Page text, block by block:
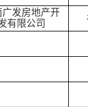
广发房地产开
有限公司